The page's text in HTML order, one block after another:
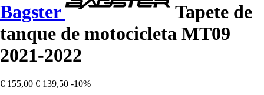
Bagster
Tapete de
tanque de motocicleta MT09
2021-2022
€ 155,00 € 139,50 -10%